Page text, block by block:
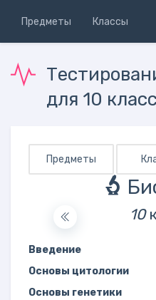
Предметы Классы
для 10
Предметы
10
Введение
Основы цитологии
Основы генетики